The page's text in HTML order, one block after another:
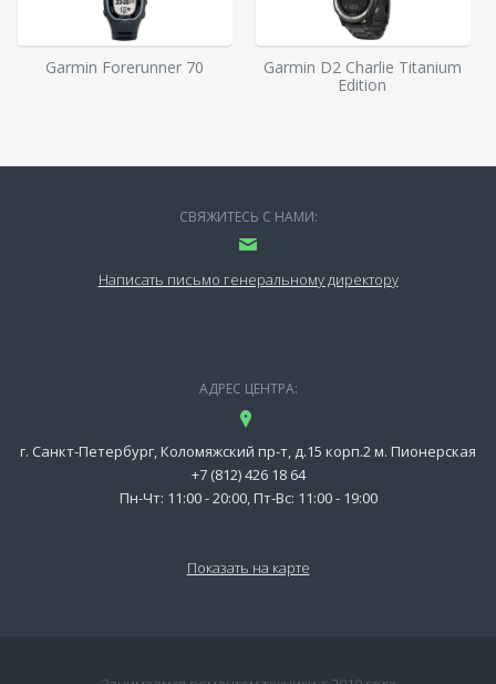
Garmin Forerunner 70
Garmin D2 Charlie Titanium
Edition
СВЯЖИТЕСЬ С НАМИ:
Написать письмо генеральному директору
АДРЕС ЦЕНТРА:
г. Санкт-Петербург, Коломяжский пр-т, д.15 корп.2 м. Пионерская
+7 (812) 426 18 64
Пн-Чт: 11:00 - 20:00, Пт-Вс: 11:00 - 19:00
Показать на карте